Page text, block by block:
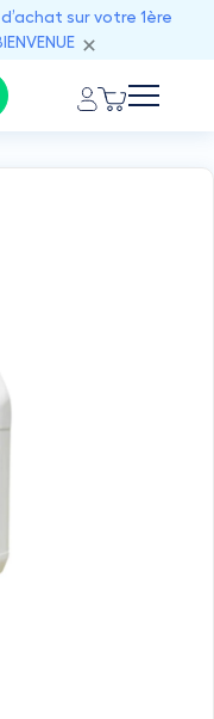
sur votre 1ère